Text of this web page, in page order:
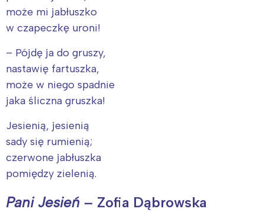
może mi jabłuszko
w czapeczkę uroni!
– Pójdę ja do gruszy,
nastawię fartuszka,
może w niego spadnie
jaka śliczna gruszka!
Jesienią, jesienią
sady się rumienią;
czerwone jabłuszka
pomiędzy zielenią.
Pani Jesień – Zofia Dąbrowska